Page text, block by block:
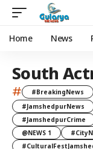
Home News
South
# #BreakingNews
#JamshedpurNews
#JamshedpurCrime
@NEWS 1